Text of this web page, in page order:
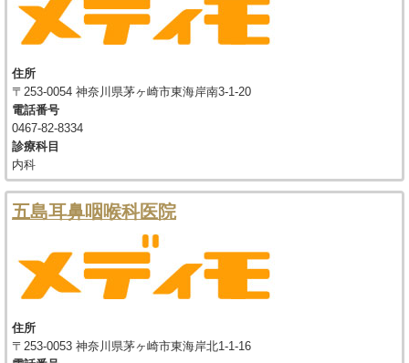
住所
〒253-0054 神奈川県茅ヶ崎市東海岸南3-1-20
電話番号
0467-82-8334
診療科目
内科
五島耳鼻咽喉科医院
住所
〒253-0053 神奈川県茅ヶ崎市東海岸北1-1-16